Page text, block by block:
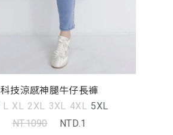
科技涼感神腿牛仔長褲
L XL 2XL 3XL 4XL 5XL
NT.1090
NTD.1